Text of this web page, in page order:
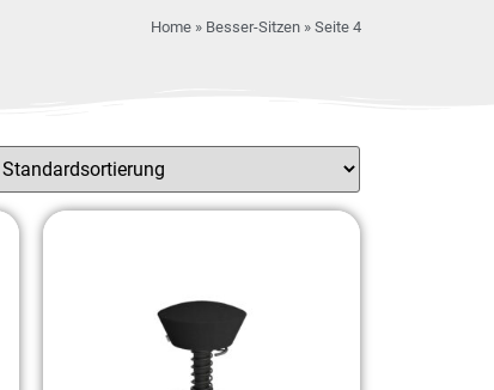
Home » Besser-Sitzen » Seite 4